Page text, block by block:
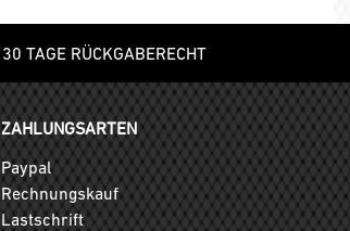
30 TAGE RÜCKGABERECHT
ZAHLUNGSARTEN
Paypal
Rechnungskauf
Lastschrift